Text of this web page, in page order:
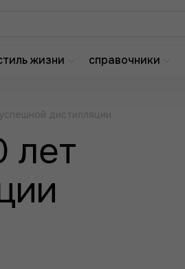
жизни справочники
дистилляции
лет